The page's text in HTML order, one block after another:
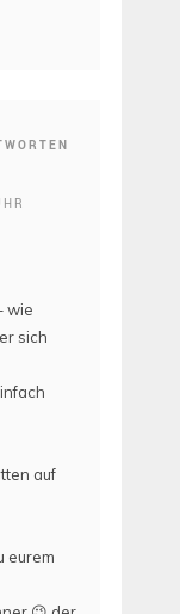
wie
sich
auf
eurem